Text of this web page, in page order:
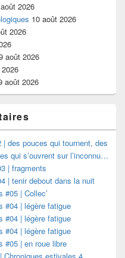
2026
10 août 2026
2026
août 2026
août 2026
| des pouces qui tournent, des
qui s’ouvrent sur l’inconnu…
| fragments
| tenir debout dans la nuit
#05 | Collec’
#04 | légère fatigue
#04 | légère fatigue
#04 | légère fatigue
#05 | en roue libre